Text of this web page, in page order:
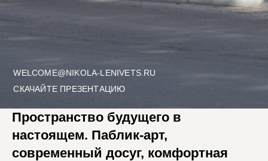
WELCOME@NIKOLA-LENIVETS.RU
СКАЧАЙТЕ ПРЕЗЕНТАЦИЮ
Пространство будущего в
настоящем. Паблик-арт,
современный досуг, комфортная